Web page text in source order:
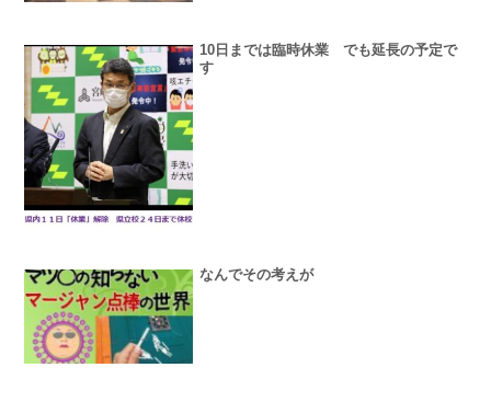
10日までは臨時休業 でも延長の予定で
す
なんでその考えが